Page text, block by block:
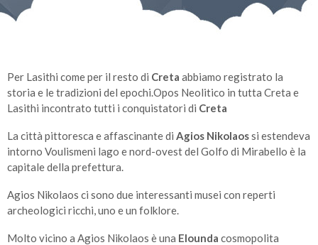
Per Lasithi come per il resto di Creta abbiamo registrato la
storia e le tradizioni del epochi.Opos Neolitico in tutta Creta e
Lasithi incontrato tutti i conquistatori di Creta
La città pittoresca e affascinante di Agios Nikolaossi estendeva
intorno Voulismeni lago e nord-ovest del Golfo di Mirabello è la
capitale della prefettura.
Agios Nikolaos ci sono due interessanti musei con reperti
archeologici ricchi, uno e un folklore.
Molto vicino a Agios Nikolaos è una Elounda cosmopolita